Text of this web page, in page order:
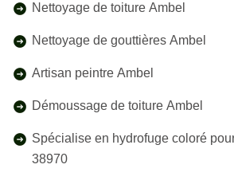
Nettoyage de toiture Ambel
Nettoyage de gouttières Ambel
Artisan peintre Ambel
Démoussage de toiture Ambel
Spécialise en hydrofuge coloré
38970